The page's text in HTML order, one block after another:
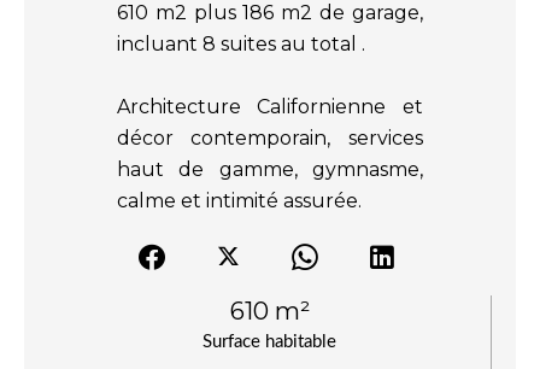
Surface habitable
610 m²
610 m2 plus 186 m2 de garage,
incluant 8 suites au total .
Architecture Californienne et
décor contemporain, services
haut de gamme, gymnasme,
calme et intimité assurée.